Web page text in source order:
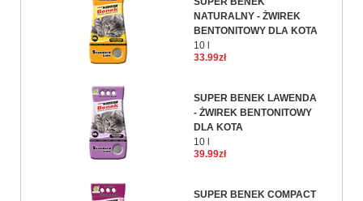
NATURALNY - ŻWIREK
BENTONITOWY DLA KOTA
10 l
33.99zł
SUPER BENEK LAWENDA
- ŻWIREK BENTONITOWY
DLA KOTA
10 l
39.99zł
SUPER BENEK COMPACT